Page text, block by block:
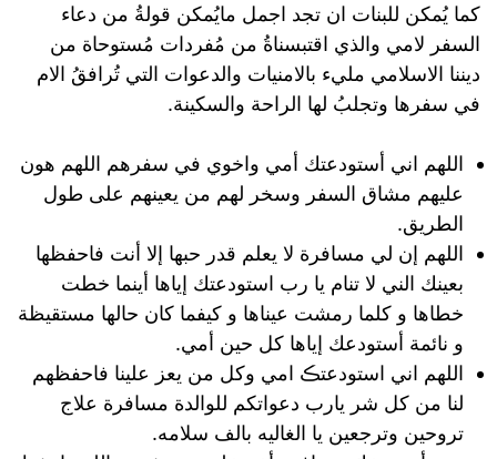
كما يُمكن للبنات ان تجد اجمل مايُمكن قولةُ من دعاء
السفر لامي والذي اقتبسناةُ من مُفردات مُستوحاة من
ديننا الاسلامي مليء بالامنيات والدعوات التي تُرافقُ الام
في سفرها وتجلبُ لها الراحة والسكينة.
اللهم اني أستودعتك أمي واخوي في سفرهم اللهم هون
عليهم مشاق السفر وسخر لهم من يعينهم على طول
الطريق.
اللهم إن لي مسافرة لا يعلم قدر حبها إلا أنت فاحفظها
بعينك الني لا تنام يا رب استودعتك إياها أينما خطت
خطاها و كلما رمشت عيناها و كيفما كان حالها مستقيظة
و نائمة أستودعك إياها كل حين أمي.
اللهم اني استودعتڪ امي وكل من يعز علينا فاحفظهم
لنا من كل شر يارب دعواتكم للوالدة مسافرة علاج
تروحين وترجعين يا الغاليه بالف سلامه.